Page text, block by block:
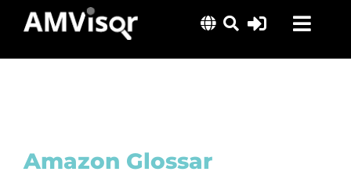
content
Lösungen
Über uns
Amazon Glossar